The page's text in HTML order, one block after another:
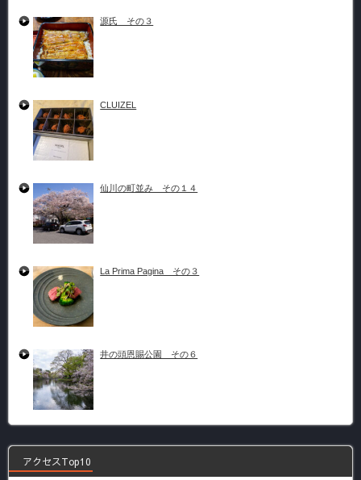
源氏 その３
CLUIZEL
仙川の町並み その１４
La Prima Pagina その３
井の頭恩賜公園 その６
アクセスTop10